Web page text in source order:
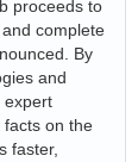
proceeds to
complete
By
and
expert
on the
faster,